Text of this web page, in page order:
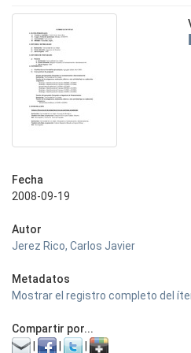
Fecha
2008-09-19
Autor
Jerez Rico, Carlos Javier
Metadatos
Mostrar el registro completo del
Compartir por...